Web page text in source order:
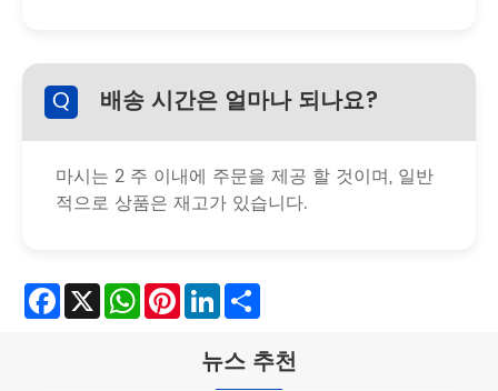
Q 배송 시간은 얼마나 되나요?
마시는 2 주 이내에 주문을 제공 할 것이며, 일반
적으로 상품은 재고가 있습니다.
Facebook
X WhatsApp
Pinterest
LinkedIn
뉴스 추천